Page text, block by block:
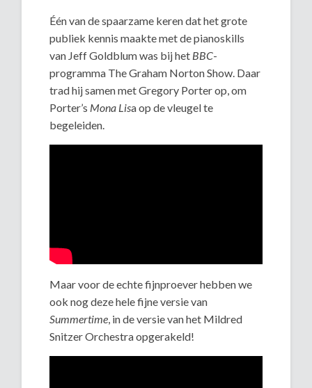
Één van de spaarzame keren dat het grote
publiek kennis maakte met de pianoskills
van Jeff Goldblum was bij het BBC-
programma The Graham Norton Show. Daar
trad hij samen met Gregory Porter op, om
Porter’s Mona Lisa op de vleugel te
begeleiden.
Maar voor de echte fijnproever hebben we
ook nog deze hele fijne versie van
Summertime, in de versie van het Mildred
Snitzer Orchestra opgerakeld!